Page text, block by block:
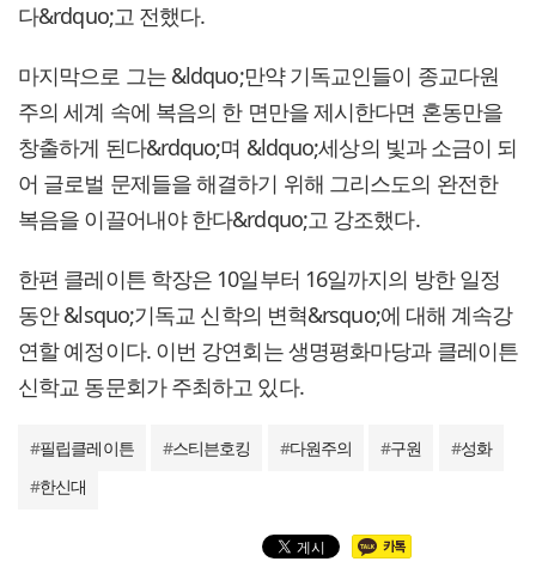
다&rdquo;고 전했다.
마지막으로 그는 &ldquo;만약 기독교인들이 종교다원
주의 세계 속에 복음의 한 면만을 제시한다면 혼동만을
창출하게 된다&rdquo;며 &ldquo;세상의 빛과 소금이 되
어 글로벌 문제들을 해결하기 위해 그리스도의 완전한
복음을 이끌어내야 한다&rdquo;고 강조했다.
한편 클레이튼 학장은 10일부터 16일까지의 방한 일정
동안 &lsquo;기독교 신학의 변혁&rsquo;에 대해 계속강
연할 예정이다. 이번 강연회는 생명평화마당과 클레이튼
신학교 동문회가 주최하고 있다.
#필립클레이튼 #스티븐호킹 #다원주의 #구원 #성화
#한신대